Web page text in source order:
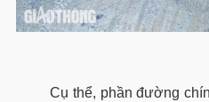
Cụ thể, phần đường